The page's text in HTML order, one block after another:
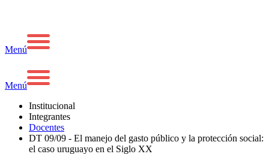
Menú
Menú
Institucional
Integrantes
Docentes
DT 09/09 - El manejo del gasto público y la protección social:
el caso uruguayo en el Siglo XX